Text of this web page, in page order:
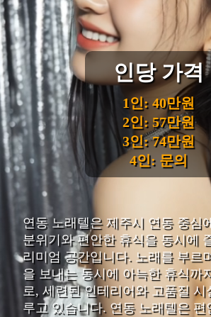
인당 가격
1인: 40만원
2인: 57만원
3인: 74만원
4인: 문의
연동 노래텔은 제주시 연동 중심
분위기와 편안한 휴식을 동시에
리미엄 공간입니다. 노래를 부르
을 보내는 동시에 아늑한 휴식까
로, 세련된 인테리어와 고품질 시
루고 있습니다. 연동 노래텔은 편